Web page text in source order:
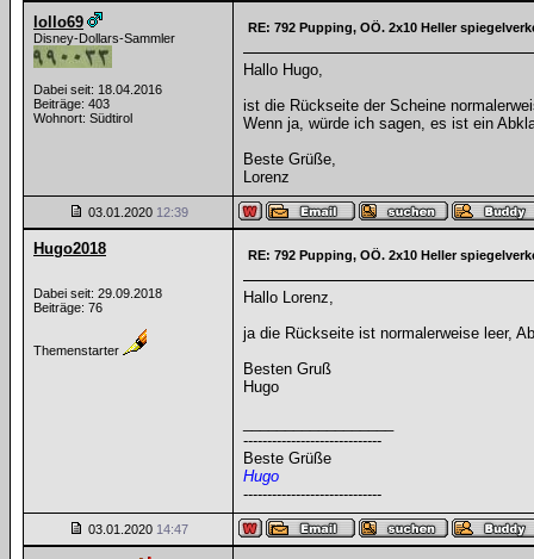
lollo69
Disney-Dollars-Sammler
Dabei seit: 18.04.2016
Beiträge: 403
Wohnort: Südtirol
RE: 792 Pupping, OÖ. 2x10 Heller
Hallo Hugo,
ist die Rückseite der Scheine
Wenn ja, würde ich sagen, es ist ein
Beste Grüße,
Lorenz
03.01.2020 12:39
Hugo2018
Dabei seit: 29.09.2018
Beiträge: 76
Themenstarter
RE: 792 Pupping, OÖ. 2x10 Heller
Hallo Lorenz,
ja die Rückseite ist normalerweise leer,
Besten Gruß
Hugo
-----------------------------
Beste Grüße
Hugo
-----------------------------
03.01.2020 14:47